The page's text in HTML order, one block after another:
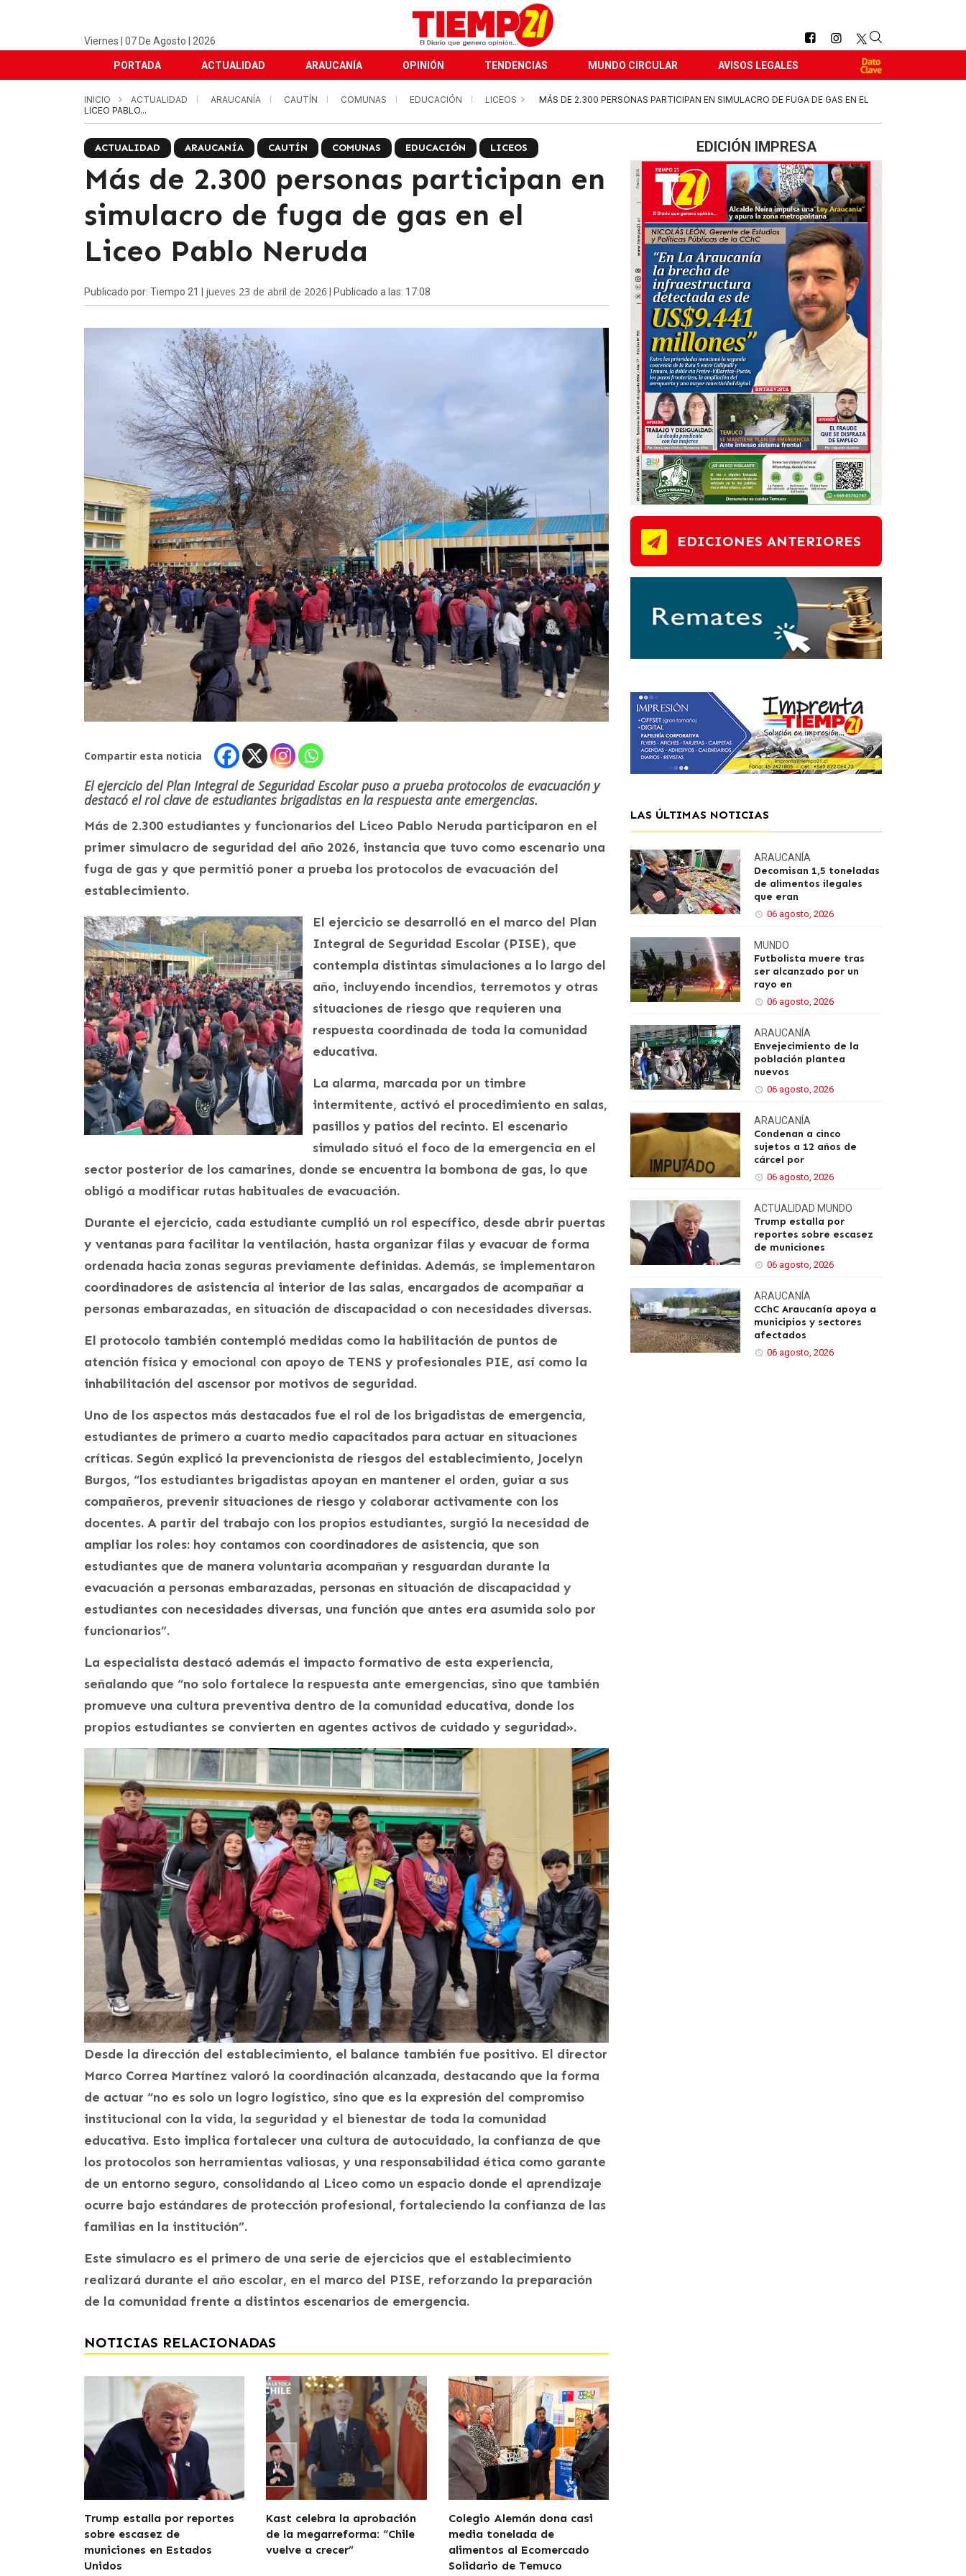
Viernes | 07 De Agosto | 2026
PORTADA ACTUALIDAD ARAUCANÍA OPINIÓN TENDENCIAS MUNDO CIRCULAR AVISOS LEGALES
INICIO ACTUALIDAD ARAUCANÍA CAUTÍN COMUNAS EDUCACIÓN LICEOS
MÁS DE 2.300 PERSONAS PARTICIPAN EN SIMULACRO DE FUGA DE GAS EN EL
LICEO PABLO...
ACTUALIDAD ARAUCANÍA CAUTÍN COMUNAS EDUCACIÓN LICEOS
Más de 2.300 personas participan en
simulacro de fuga de gas en el
Liceo Pablo Neruda
Publicado por: Tiempo 21 | jueves 23 de abril de 2026 | Publicado a las: 17:08
Compartir esta noticia
El ejercicio del Plan Integral de Seguridad Escolar puso a prueba protocolos de evacuación y
destacó el rol clave de estudiantes brigadistas en la respuesta ante emergencias.
Más de 2.300 estudiantes y funcionarios del Liceo Pablo Neruda participaron en el
primer simulacro de seguridad del año 2026, instancia que tuvo como escenario una
fuga de gas y que permitió poner a prueba los protocolos de evacuación del
establecimiento.
El ejercicio se desarrolló en el marco del Plan
Integral de Seguridad Escolar (PISE), que
contempla distintas simulaciones a lo largo del
año, incluyendo incendios, terremotos y otras
situaciones de riesgo que requieren una
respuesta coordinada de toda la comunidad
educativa.
La alarma, marcada por un timbre
intermitente, activó el procedimiento en salas,
pasillos y patios del recinto. El escenario
simulado situó el foco de la emergencia en el
sector posterior de los camarines, donde se encuentra la bombona de gas, lo que
obligó a modificar rutas habituales de evacuación.
Durante el ejercicio, cada estudiante cumplió un rol específico, desde abrir puertas
y ventanas para facilitar la ventilación, hasta organizar filas y evacuar de forma
ordenada hacia zonas seguras previamente definidas. Además, se implementaron
coordinadores de asistencia al interior de las salas, encargados de acompañar a
personas embarazadas, en situación de discapacidad o con necesidades diversas.
El protocolo también contempló medidas como la habilitación de puntos de
atención física y emocional con apoyo de TENS y profesionales PIE, así como la
inhabilitación del ascensor por motivos de seguridad.
Uno de los aspectos más destacados fue el rol de los brigadistas de emergencia,
estudiantes de primero a cuarto medio capacitados para actuar en situaciones
críticas. Según explicó la prevencionista de riesgos del establecimiento, Jocelyn
Burgos, “los estudiantes brigadistas apoyan en mantener el orden, guiar a sus
compañeros, prevenir situaciones de riesgo y colaborar activamente con los
docentes. A partir del trabajo con los propios estudiantes, surgió la necesidad de
ampliar los roles: hoy contamos con coordinadores de asistencia, que son
estudiantes que de manera voluntaria acompañan y resguardan durante la
evacuación a personas embarazadas, personas en situación de discapacidad y
estudiantes con necesidades diversas, una función que antes era asumida solo por
funcionarios”.
La especialista destacó además el impacto formativo de esta experiencia,
señalando que “no solo fortalece la respuesta ante emergencias, sino que también
promueve una cultura preventiva dentro de la comunidad educativa, donde los
propios estudiantes se convierten en agentes activos de cuidado y seguridad».
Desde la dirección del establecimiento, el balance también fue positivo. El director
Marco Correa Martínez valoró la coordinación alcanzada, destacando que la forma
de actuar “no es solo un logro logístico, sino que es la expresión del compromiso
institucional con la vida, la seguridad y el bienestar de toda la comunidad
educativa. Esto implica fortalecer una cultura de autocuidado, la confianza de que
los protocolos son herramientas valiosas, y una responsabilidad ética como garante
de un entorno seguro, consolidando al Liceo como un espacio donde el aprendizaje
ocurre bajo estándares de protección profesional, fortaleciendo la confianza de las
familias en la institución”.
Este simulacro es el primero de una serie de ejercicios que el establecimiento
realizará durante el año escolar, en el marco del PISE, reforzando la preparación
de la comunidad frente a distintos escenarios de emergencia.
NOTICIAS RELACIONADAS
Trump estalla por reportes
sobre escasez de
municiones en Estados
Unidos
Kast celebra la aprobación
de la megarreforma: “Chile
vuelve a crecer”
Colegio Alemán dona casi
media tonelada de
alimentos al Ecomercado
Solidario de Temuco
EDICIÓN IMPRESA
EDICIONES ANTERIORES
LAS ÚLTIMAS NOTICIAS
ARAUCANÍA
Decomisan 1,5 toneladas
de alimentos ilegales
que eran
06 agosto, 2026
MUNDO
Futbolista muere tras
ser alcanzado por un
rayo en
06 agosto, 2026
ARAUCANÍA
Envejecimiento de la
población plantea
nuevos
06 agosto, 2026
ARAUCANÍA
Condenan a cinco
sujetos a 12 años de
cárcel por
06 agosto, 2026
ACTUALIDAD MUNDO
Trump estalla por
reportes sobre escasez
de municiones
06 agosto, 2026
ARAUCANÍA
CChC Araucanía apoya a
municipios y sectores
afectados
06 agosto, 2026